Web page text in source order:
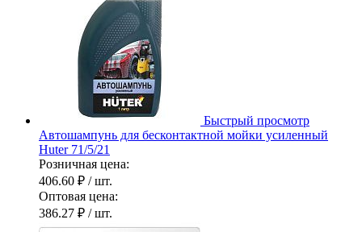
Быстрый просмотр
Автошампунь для бесконтактной мойки усиленный
Huter 71/5/21
Розничная цена:
406.60 ₽ / шт.
Оптовая цена:
386.27 ₽ / шт.